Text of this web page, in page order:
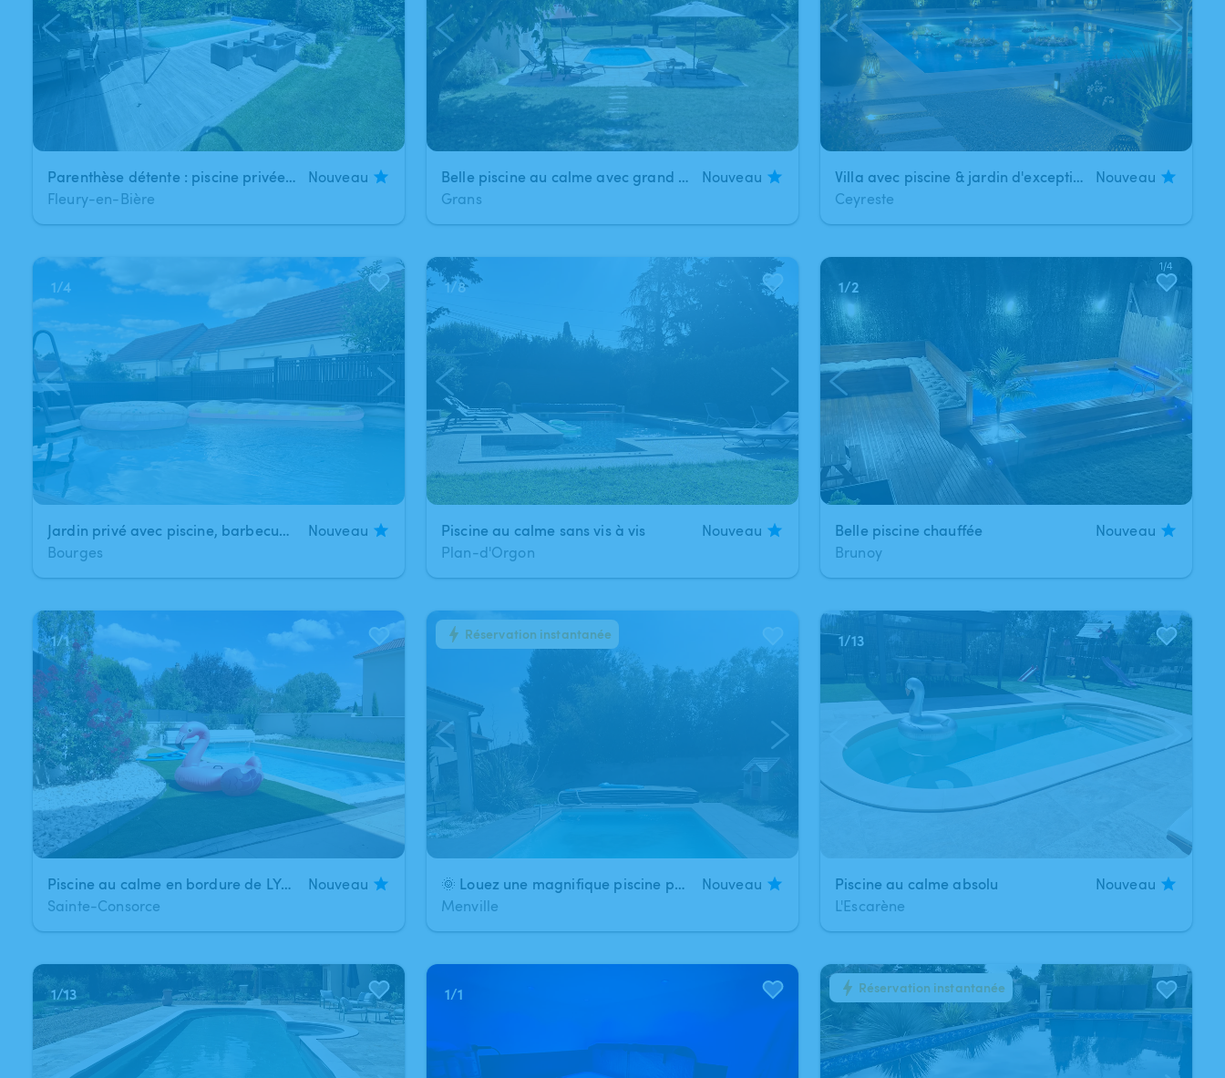
Parenthèse détente : piscine privée dans un cadre verdoyant
Nouveau
Fleury-en-Bière
Belle piscine au calme avec grand jardin en campagne
Nouveau
Grans
Villa avec piscine & jardin d'exception
Nouveau
Ceyreste
1/4
Jardin privé avec piscine, barbecue et espace détente
Nouveau
Bourges
1/8
Piscine au calme sans vis à vis
Nouveau
Plan-d'Orgon
1/2
Belle piscine chauffée
Nouveau
Brunoy
1/1
Piscine au calme en bordure de LYON
Nouveau
Sainte-Consorce
1/4
🌞 Louez une magnifique piscine privée 8 × 4 m – Détente garantie ! 🌴
Nouveau
Menville
Réservation instantanée 1/13
Piscine au calme absolu
Nouveau
L'Escarène
1/13 1/1 1/5 Réservation instantanée